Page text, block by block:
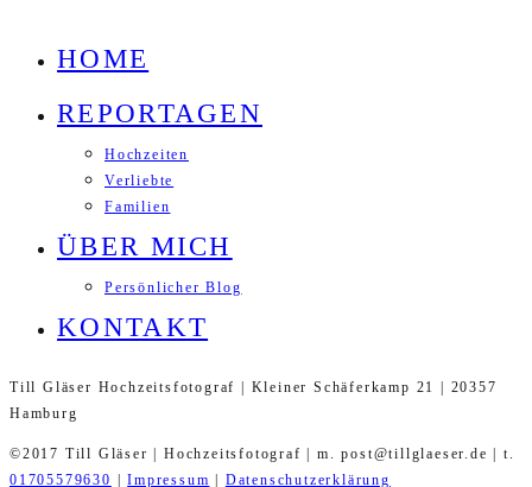
HOME
REPORTAGEN
Hochzeiten
Verliebte
Familien
ÜBER MICH
Persönlicher Blog
KONTAKT
Till Gläser Hochzeitsfotograf | Kleiner Schäferkamp 21 | 20357
Hamburg
©2017 Till Gläser | Hochzeitsfotograf | m. post@tillglaeser.de | t.
01705579630
|Impressum Datenschutzerklärung